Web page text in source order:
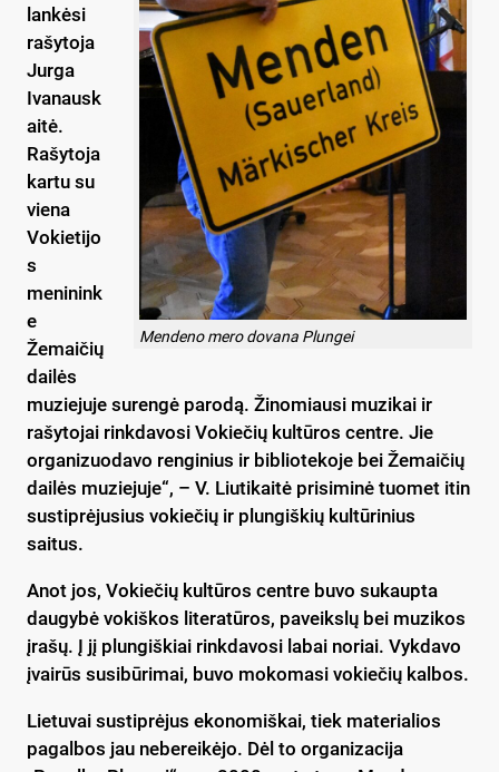
Mendeno mero dovana Plungei
lankėsi
rašytoja
Jurga
Ivanausk
aitė.
Rašytoja
kartu su
viena
Vokietijo
s
meninink
e
Žemaičių
dailės
muziejuje surengė parodą. Žinomiausi muzikai ir
rašytojai rinkdavosi Vokiečių kultūros centre. Jie
organizuodavo renginius ir bibliotekoje bei Žemaičių
dailės muziejuje“, – V. Liutikaitė prisiminė tuomet itin
sustiprėjusius vokiečių ir plungiškių kultūrinius
saitus.
Anot jos, Vokiečių kultūros centre buvo sukaupta
daugybė vokiškos literatūros, paveikslų bei muzikos
įrašų. Į jį plungiškiai rinkdavosi labai noriai. Vykdavo
įvairūs susibūrimai, buvo mokomasi vokiečių kalbos.
Lietuvai sustiprėjus ekonomiškai, tiek materialios
pagalbos jau nebereikėjo. Dėl to organizacija